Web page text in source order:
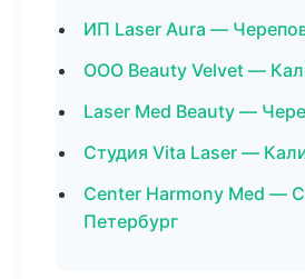
ИП Laser Aura —
ООО Beauty Velvet —
Laser Med Beauty —
Студия Vita Laser —
Center Harmony Med —
Петербург